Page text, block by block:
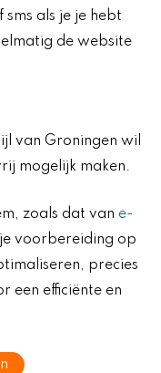
als je je hebt
de website
van Groningen wil
mogelijk maken.
zoals dat van e-
voorbereiding op
precies
een efficiënte en